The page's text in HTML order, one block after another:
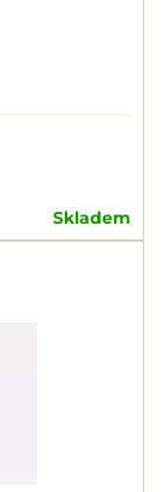
Skladem